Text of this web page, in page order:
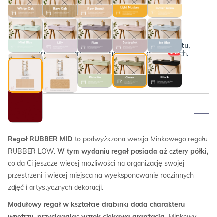
NEW
NEW
Bukowe boki (drewno olejowane)
4
półki
Poznaj szczegóły
Poniżej przedstawiamy kompletny opis produktu,
wraz z informacjami o płatnościach i dostawach.
Regał RUBBER MID to podwyższona wersja Minkowego regału
RUBBER LOW. W tym wydaniu regał posiada aż cztery półki,
co da Ci jeszcze więcej możliwości na organizację swojej
przestrzeni i więcej miejsca na wyeksponowanie rodzinnych
zdjęć i artystycznych dekoracji.
Modułowy regał w kształcie drabinki doda charakteru